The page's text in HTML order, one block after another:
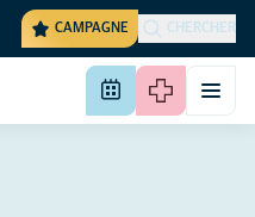
CAMPAGNE CHERCHER